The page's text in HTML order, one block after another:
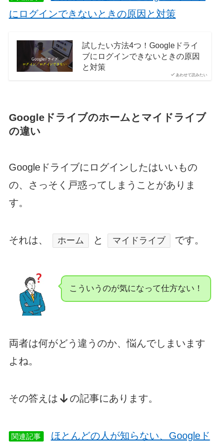
にログインできないときの原因と対策
あわせて読みたい
試したい方法4つ！Googleドライ
ブにログインできないときの原因
と対策
Googleドライブのホームとマイドライブ
の違い
Googleドライブにログインしたはいいもの
の、さっそく戸惑ってしまうことがありま
す。
それは、 ホーム と マイドライブ です。
こういうのが気になって仕方ない！
両者は何がどう違うのか、悩んでしまいます
よね。
その答えは の記事にあります。
関連記事
ほとんどの人が知らない、Googleド